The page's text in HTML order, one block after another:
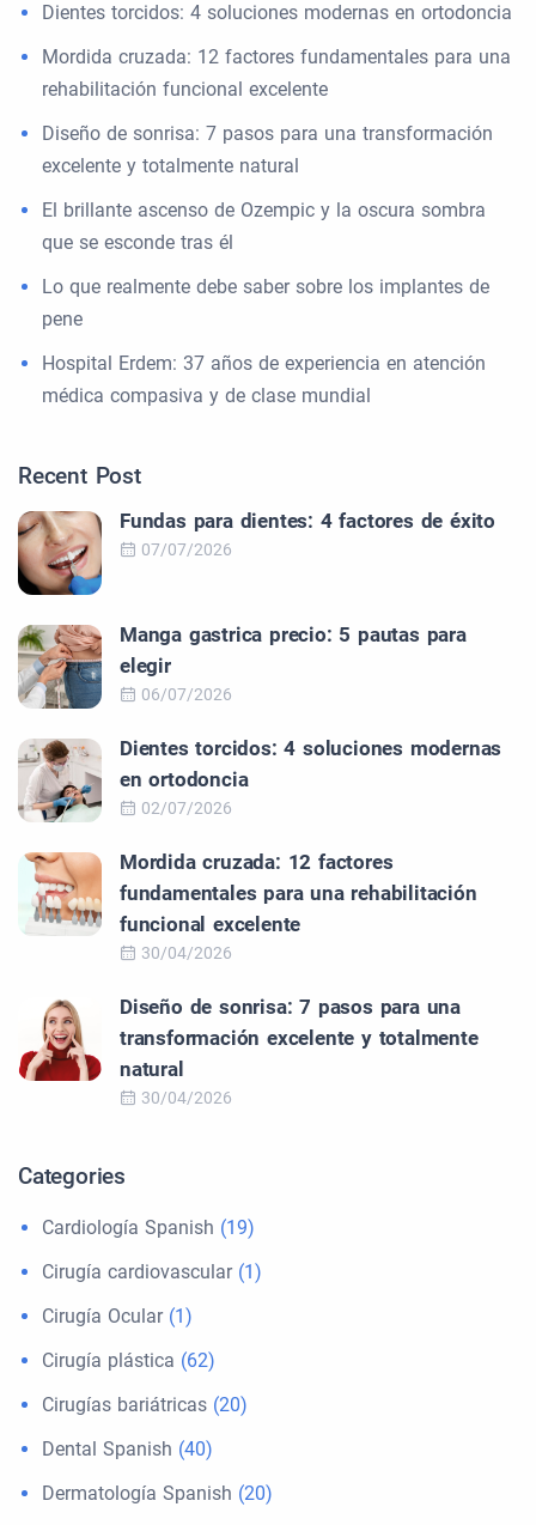
Dientes torcidos: 4 soluciones modernas en ortodoncia
Mordida cruzada: 12 factores fundamentales para una
rehabilitación funcional excelente
Diseño de sonrisa: 7 pasos para una transformación
excelente y totalmente natural
El brillante ascenso de Ozempic y la oscura sombra
que se esconde tras él
Lo que realmente debe saber sobre los implantes de
pene
Hospital Erdem: 37 años de experiencia en atención
médica compasiva y de clase mundial
Recent Post
Fundas para dientes: 4 factores de éxito
07/07/2026
Manga gastrica precio: 5 pautas para
elegir
06/07/2026
Dientes torcidos: 4 soluciones modernas
en ortodoncia
02/07/2026
Mordida cruzada: 12 factores
fundamentales para una rehabilitación
funcional excelente
30/04/2026
Diseño de sonrisa: 7 pasos para una
transformación excelente y totalmente
natural
30/04/2026
Categories
Cardiología Spanish (19)
Cirugía cardiovascular(1)
Cirugía Ocular(1)
Cirugía plástica (62)
Cirugías bariátricas (20)
Dental Spanish (40)
Dermatología Spanish (20)